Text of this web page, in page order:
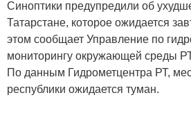
Синоптики предупредили об
Татарстане, которое ожидается
этом сообщает Управление по
мониторингу окружающей среды
По данным Гидрометцентра РТ,
республики ожидается туман.